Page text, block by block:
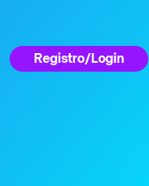
Registro/Login